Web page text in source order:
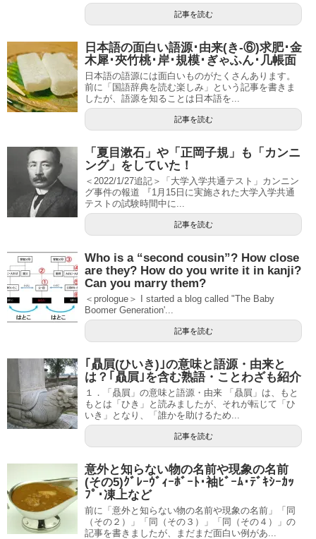
記事を読む
日本語の面白い語源･由来(き-⑥)求肥･金
木犀･夾竹桃･岸･規模･ぎゃふん･几帳面
日本語の語源には面白いものがたくさんあります。
前に「国語辞典を読む楽しみ」という記事を書きま
したが、語源を知ることは日本語を...
記事を読む
「夏目漱石」や「正岡子規」も「カンニ
ング」をしていた！
＜2022/1/27追記＞「大学入学共通テスト」カンニン
グ事件の報道 『1月15日に実施された大学入学共通
テストの試験時間中に...
記事を読む
Who is a “second cousin”? How close
are they? How do you write it in kanji?
Can you marry them?
＜prologue＞ I started a blog called "The Baby
Boomer Generation'...
記事を読む
｢贔屓(ひいき)｣の意味と語源・由来と
は？｢贔屓｣を含む熟語・ことわざも紹介
１．「贔屓」の意味と語源・由来 「贔屓」は、もと
もとは「ひき」と読みましたが、それが転じて「ひ
いき」となり、「誰かを助けるため...
記事を読む
意外と知らない物の名前や現象の名前
(その5)ｸﾞﾚｰｳﾞｨｰﾎﾞｰﾄ･袖ﾋﾞｰﾑ･ﾃﾞｷｼｰｶｯ
ﾌﾟ･凍上など
前に「意外と知らない物の名前や現象の名前」「同
（その２）」「同（その３）」「同（その４）」の
記事を書きましたが、まだまだ面白い例があ...